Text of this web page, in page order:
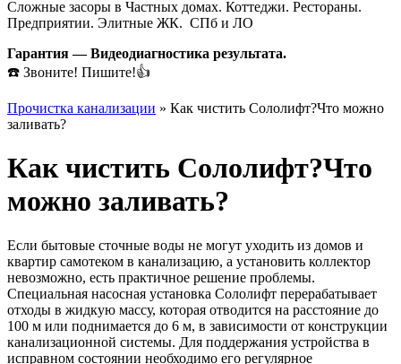
Сложные засоры в Частных домах. Коттеджи. Рестораны.
Предприятии. Элитные ЖК. СПб и ЛО
Гарантия — Видеодиагностика результата.
☎️ Звоните! Пишите!👍
Прочистка канализации » Как чистить Сололифт?Что можно
заливать?
Как чистить Сололифт?Что
можно заливать?
Если бытовые сточные воды не могут уходить из домов и
квартир самотеком в канализацию, а установить коллектор
невозможно, есть практичное решение проблемы.
Специальная насосная установка Сололифт перерабатывает
отходы в жидкую массу, которая отводится на расстояние до
100 м или поднимается до 6 м, в зависимости от конструкции
канализационной системы. Для поддержания устройства в
исправном состоянии необходимо его регулярное